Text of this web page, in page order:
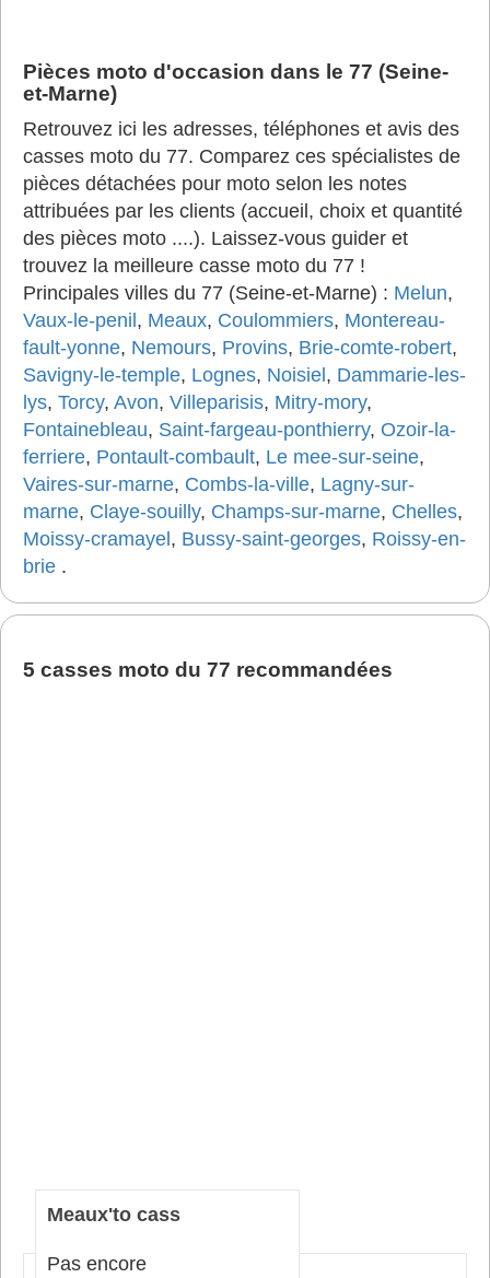
Pièces moto d'occasion dans le 77 (Seine-
et-Marne)
Retrouvez ici les adresses, téléphones et avis des
casses moto du 77. Comparez ces spécialistes de
pièces détachées pour moto selon les notes
attribuées par les clients (accueil, choix et quantité
des pièces moto ....). Laissez-vous guider et
trouvez la meilleure casse moto du 77 !
Principales villes du 77 (Seine-et-Marne) : Melun,
Vaux-le-penil , Meaux, Coulommiers, Montereau-
fault-yonne, Nemours, Provins, Brie-comte-robert,
Savigny-le-temple, Lognes, Noisiel , Dammarie-les-
lys, Torcy, Avon, Villeparisis, Mitry-mory,
Fontainebleau, Saint-fargeau-ponthierry, Ozoir-la-
ferriere, Pontault-combault, Le mee-sur-seine,
Vaires-sur-marne, Combs-la-ville, Lagny-sur-
marne, Claye-souilly, Champs-sur-marne, Chelles,
Moissy-cramayel , Bussy-saint-georges, Roissy-en-
brie .
5 casses moto du 77 recommandées
Meaux'to cass
Pas encore